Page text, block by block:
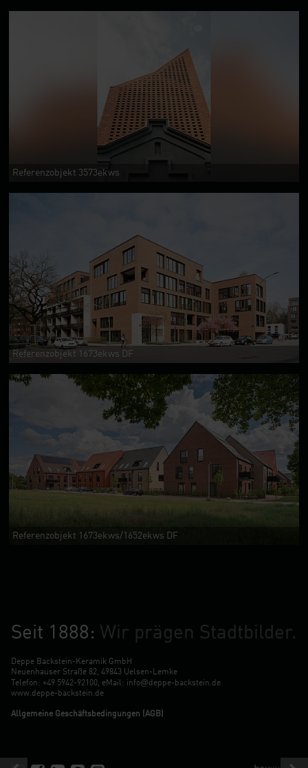
Referenzobjekt 3573ekws
Referenzobjekt 1673ekws DF
Referenzobjekt 1673ekws/1652ekws DF
Seit 1888: Wir prägen Stadtbilder.
Deppe Backstein-Keramik GmbH
Neuenhauser Straße 82, 49843 Uelsen-Lemke
Telefon: +49 5942-92100, eMail: info@deppe-backstein.de
www.deppe-backstein.de
Allgemeine Geschäftsbedingungen (AGB)